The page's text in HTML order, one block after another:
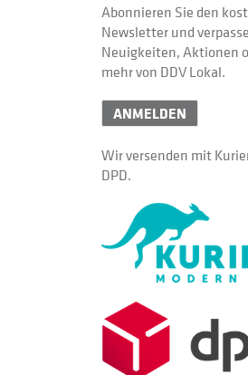
Abonnieren Sie den
Newsletter und
Neuigkeiten, Aktionen
mehr von DDV Lokal.
ANMELDEN
Wir versenden mit
DPD.